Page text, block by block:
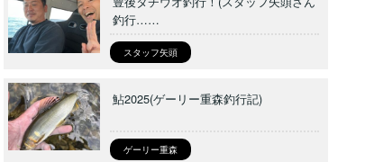
釣行……
スタッフ矢頭
鮎2025(ゲーリー重森釣行記)
ゲーリー重森